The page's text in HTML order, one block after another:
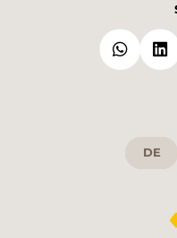
DE